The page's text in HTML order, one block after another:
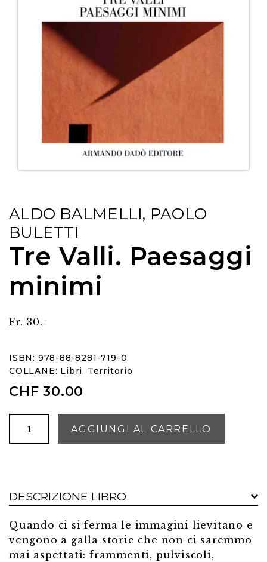
ALDO BALMELLI, PAOLO
BULETTI
Tre Valli. Paesaggi
minimi
Fr. 30.-
ISBN: 978-88-8281-719-0
COLLANE: Libri, Territorio
CHF 30.00
Valli.
AGGIUNGI AL CARRELLO
DESCRIZIONE LIBRO
Quando ci si ferma le immagini lievitano e
vengono a galla storie che non ci saremmo
mai aspettati: frammenti, pulviscoli,